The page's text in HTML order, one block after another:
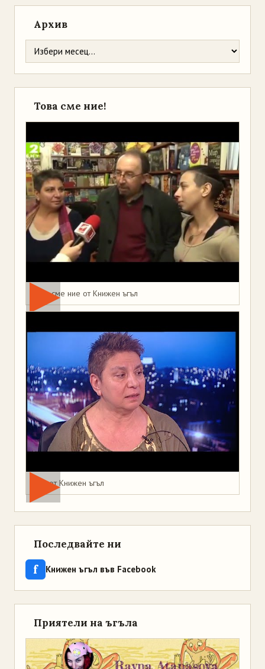
Архив
Това сме ние!
Това сме ние от Книжен ъгъл
Мая от Книжен ъгъл
Последвайте ни
f Книжен ъгъл във Facebook
Приятели на ъгъла